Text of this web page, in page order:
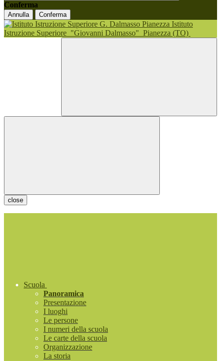
Conferma
Annulla Conferma
Istituto
Istruzione Superiore "Giovanni Dalmasso" Pianezza (TO)
close
Scuola
Panoramica
Presentazione
I luoghi
Le persone
I numeri della scuola
Le carte della scuola
Organizzazione
La storia